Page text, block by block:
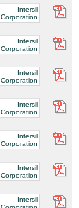
Intersil
Corporation
Intersil
Corporation
Intersil
Corporation
Intersil
Corporation
Intersil
Corporation
Intersil
Corporation
Intersil